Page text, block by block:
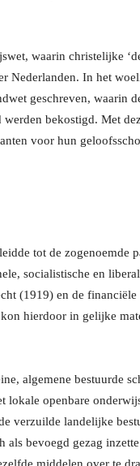
waarin christelijke
Nederlanden. In het
geschreven, waarin
bekostigd. Met
voor hun
tot de zogenoemde
socialistische en
(1919) en de
hierdoor in gelijke
algemene bestuurde
lokale openbare
verzuilde landelijke
bevoegd gezag